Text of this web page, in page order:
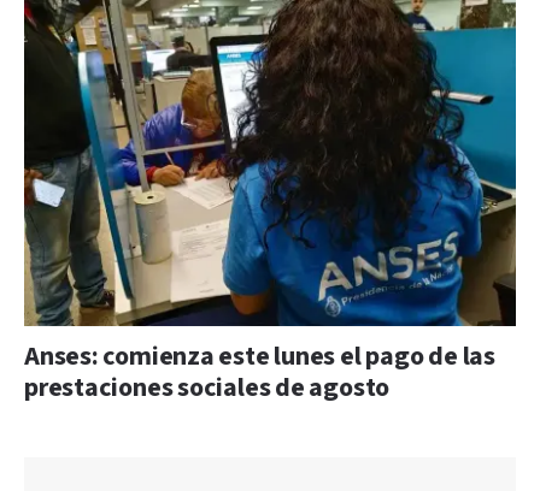
Anses: comienza este lunes el pago de las
prestaciones sociales de agosto